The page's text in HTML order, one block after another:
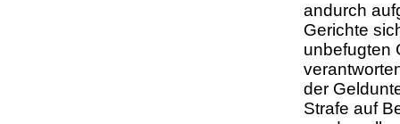
andurch
Gerichte
unbefugten
der
Strafe auf